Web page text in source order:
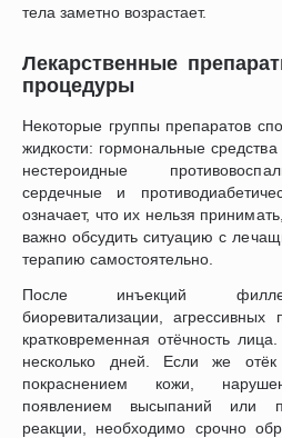
тела заметно возрастает.
Лекарственные
процедуры
Некоторые группы препаратов
жидкости: гормональные
нестероидные
сердечные и
означает, что их нельзя
важно обсудить ситуацию с
терапию самостоятельно.
После инъекций
биоревитализации, агрессивных
кратковременная отёчность
несколько дней. Если же отёк
покраснением кожи,
появлением высыпаний или
реакции, необходимо срочно